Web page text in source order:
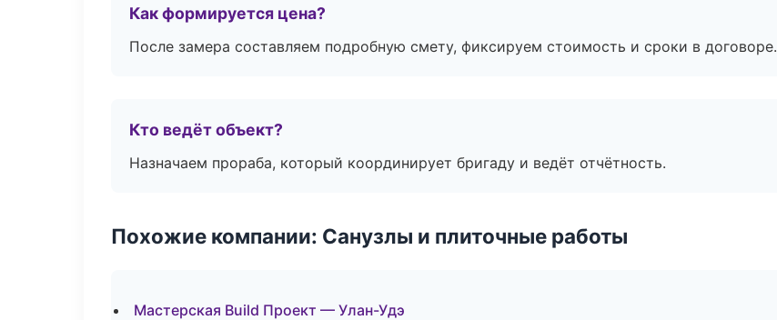
Как формируется цена?
После замера составляем подробную смету, фиксируем стоимость и сроки в договоре.
Кто ведёт объект?
Назначаем прораба, который координирует бригаду и ведёт отчётность.
Похожие компании: Санузлы и плиточные работы
Мастерская Build Проект — Улан-Удэ